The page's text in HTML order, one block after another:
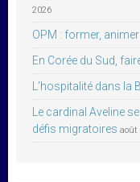
2026
OPM : former,
En Corée du Sud,
L’hospitalité dans la
Le cardinal Aveline
défis migratoires août